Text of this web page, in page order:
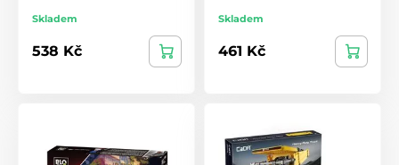
Skladem
538 Kč
Skladem
461 Kč